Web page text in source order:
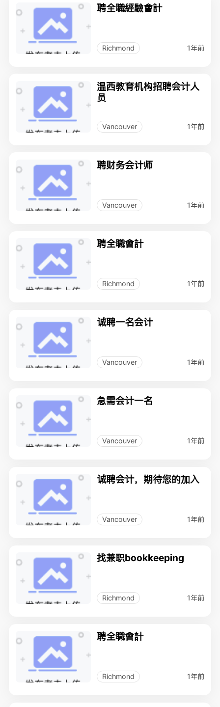
聘全職經驗會計
Richmond 1年前
温西教育机构招聘会计人
员
Vancouver 1年前
聘财务会计师
Vancouver 1年前
聘全職會計
Richmond 1年前
诚聘一名会计
Vancouver 1年前
急需会计一名
Vancouver 1年前
诚聘会计，期待您的加入
Vancouver 1年前
找兼职bookkeeping
Richmond 1年前
聘全職會計
Richmond 1年前